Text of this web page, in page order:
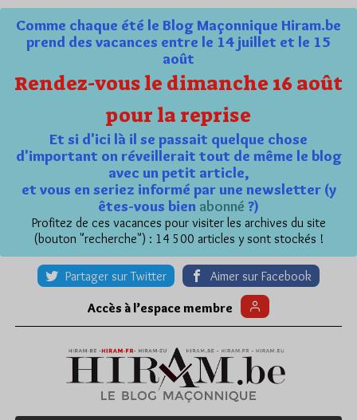
Comme chaque été le Blog Maçonnique Hiram.be
prend des vacances entre le 14 juillet et le 15
août
Rendez-vous le dimanche 16 août
pour la reprise
Et si d'ici là il se passait quelque chose
d'important on réveillerait tout de même le blog
avec un petit article,
et vous en seriez informé par une newsletter (y
êtes-vous bien abonné ?)
Profitez de ces vacances pour visiter les archives du site
(bouton "recherche") : 14 500 articles y sont stockés !
Partager sur Twitter Aimer sur Facebook
Accès à l’espace membre